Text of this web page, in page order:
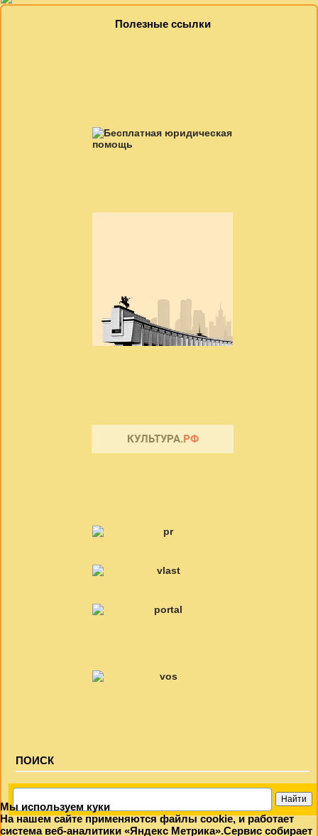
Мы используем куки
На нашем сайте применяются файлы cookie, и работает
система веб-аналитики «Яндекс Метрика».Сервис собирает
Полезные ссылки
ПОИСК